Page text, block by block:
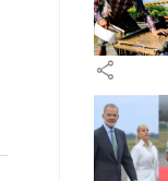
share